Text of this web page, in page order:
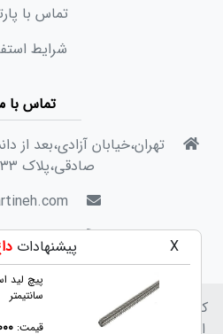
X پیشنهادات
سانتیمتر
قیمت:
تماس با
شرایط
تماس با
تهران،خیابان آزادی،بعد از
صادقی،پلاک ۳۳،واحد ۶
717 300 91 9821+
کلیه حقوق برای پارتینه محفوظ
اینترنتی پارتینه فقط برای مقاصد